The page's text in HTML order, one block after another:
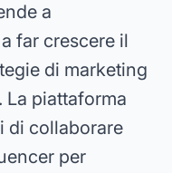
a
far crescere il
di marketing
La piattaforma
di collaborare
per